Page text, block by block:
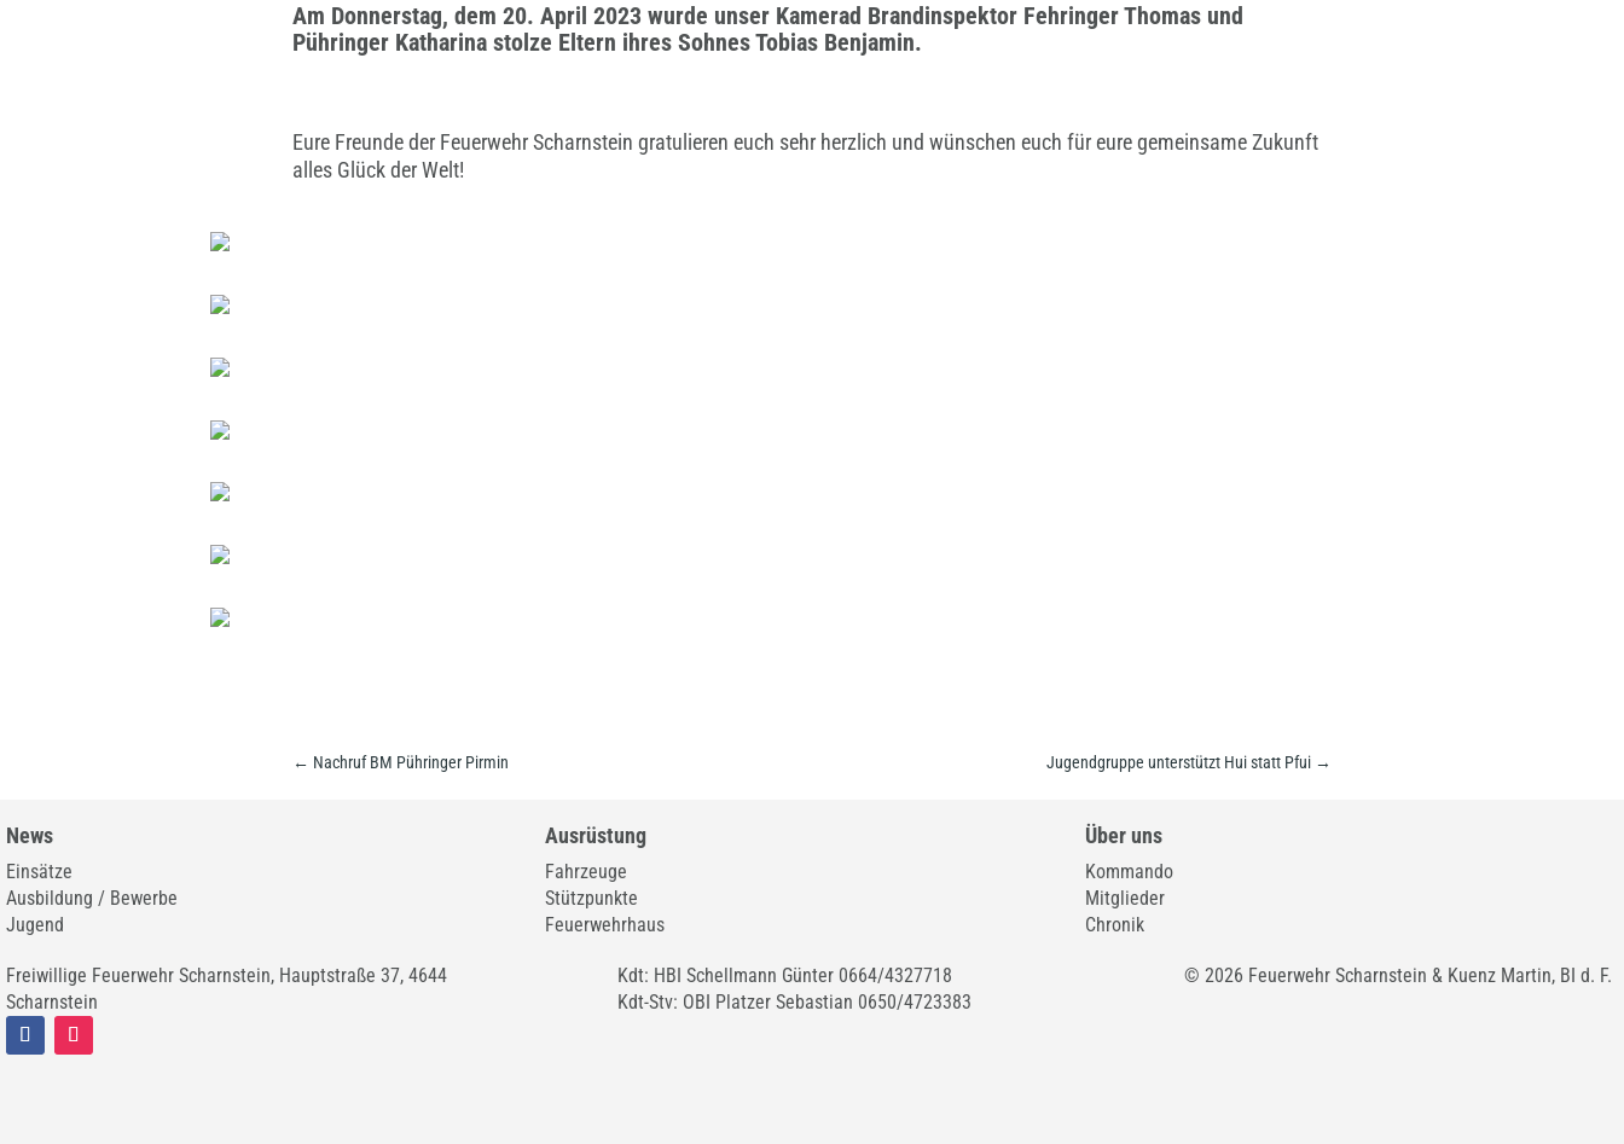
Am Donnerstag, dem 20. April 2023 wurde unser Kamerad Brandinspektor Fehringer Thomas und
Pühringer Katharina stolze Eltern ihres Sohnes Tobias Benjamin.
Eure Freunde der Feuerwehr Scharnstein gratulieren euch sehr herzlich und wünschen euch für eure gemeinsame Zukunft
alles Glück der Welt!
← Nachruf BM Pühringer Pirmin Jugendgruppe unterstützt Hui statt Pfui →
News
Einsätze
Ausbildung / Bewerbe
Jugend
Ausrüstung
Fahrzeuge
Stützpunkte
Feuerwehrhaus
Über uns
Kommando
Mitglieder
Chronik
Freiwillige Feuerwehr Scharnstein, Hauptstraße 37, 4644
Scharnstein
Kdt: HBI Schellmann Günter 0664/4327718
Kdt-Stv: OBI Platzer Sebastian 0650/4723383
© 2026 Feuerwehr Scharnstein & Kuenz Martin, BI d. F.